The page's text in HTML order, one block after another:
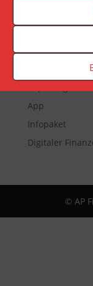
App
Infopaket
Digitaler
© AP